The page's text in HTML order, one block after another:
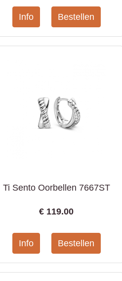
Ti Sento Oorbellen 7667ST
€ 119.00